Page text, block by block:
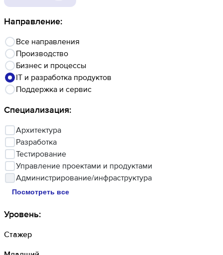
Направление:
Все направления
Производство
Бизнес и процессы
IT и разработка продуктов
Поддержка и сервис
Специализация:
Архитектура
Разработка
Тестирование
Управление проектами и продуктами
Администрирование/инфраструктура
Посмотреть все
Уровень:
Стажер